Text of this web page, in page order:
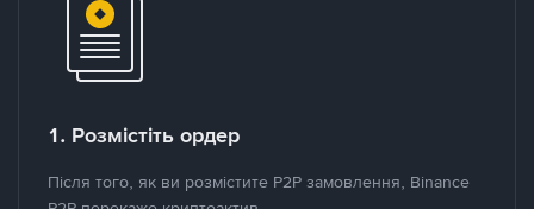
1. Розмістіть ордер
Після того, як ви розмістите P2P замовлення, Binance